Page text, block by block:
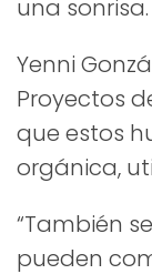
una sonrisa.
Yenni
Proyectos
que estos
orgánica,
“También
pueden